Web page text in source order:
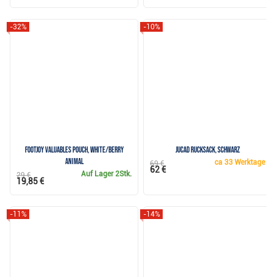
FootJoy Valuables Pouch, white/berry
animal
-32%
Auf Lager 2Stk.
29 €
19,85 €
JuCad Rucksack, schwarz
-10%
ca33 Werktage
69 €
62 €
-11% -14%